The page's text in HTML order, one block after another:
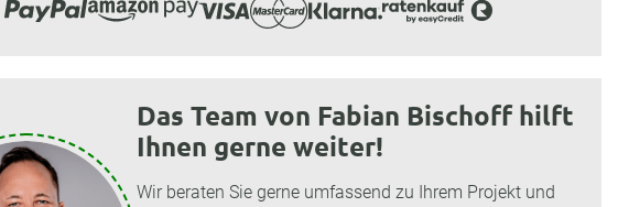
Das Team von Fabian Bischoff hilft
Ihnen gerne weiter!
Wir beraten Sie gerne umfassend zu Ihrem Projekt und